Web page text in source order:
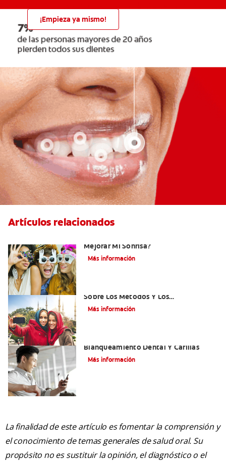
¡Empieza ya mismo!
Artículos relacionados
Mejorar Mi Sonrisa?
Más información
Sobre Los Métodos Y Los
Procedimientos Del Adhesivo Dental
Más información
Blanqueamiento Dental Y Carillas
Más información
La finalidad de este artículo es fomentar la comprensión y
el conocimiento de temas generales de salud oral. Su
propósito no es sustituir la opinión, el diagnóstico o el